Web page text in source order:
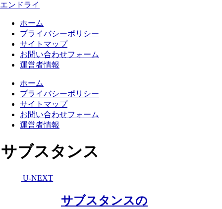
エンドライ
ホーム
プライバシーポリシー
サイトマップ
お問い合わせフォーム
運営者情報
ホーム
プライバシーポリシー
サイトマップ
お問い合わせフォーム
運営者情報
サブスタンス
U-NEXT
サブスタンスの